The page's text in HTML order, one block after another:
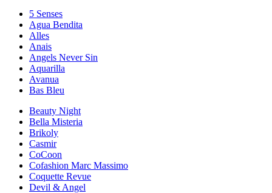
5 Senses
Agua Bendita
Alles
Anais
Angels Never Sin
Aquarilla
Avanua
Bas Bleu
Beauty Night
Bella Misteria
Brikoly
Casmir
CoCoon
Cofashion Marc Massimo
Coquette Revue
Devil & Angel